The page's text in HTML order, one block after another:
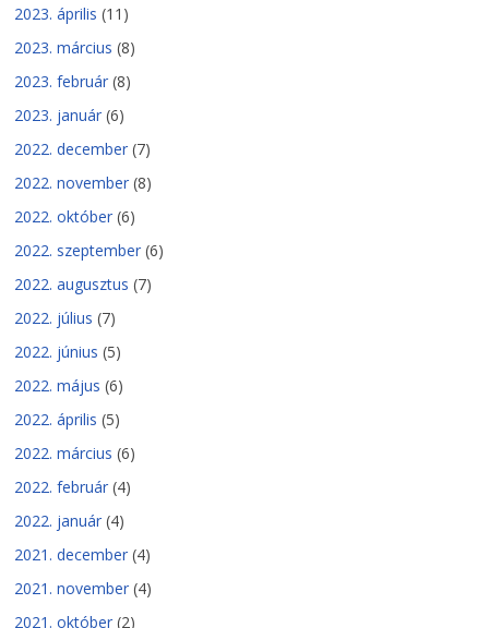
2023. április (11)
2023. március (8)
2023. február (8)
2023. január (6)
2022. december (7)
2022. november (8)
2022. október (6)
2022. szeptember (6)
2022. augusztus (7)
2022. július (7)
2022. június (5)
2022. május (6)
2022. április (5)
2022. március (6)
2022. február (4)
2022. január (4)
2021. december (4)
2021. november (4)
2021. október (2)